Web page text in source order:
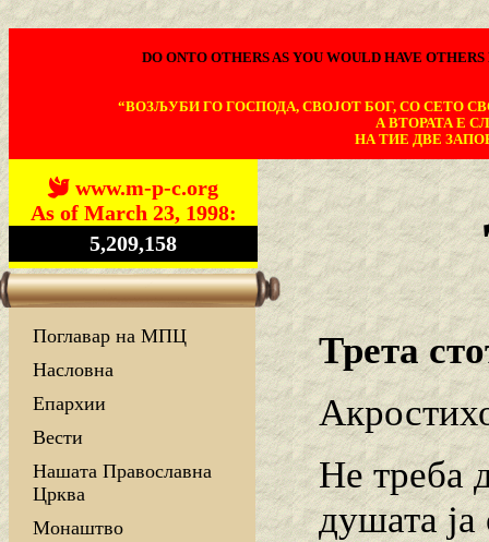
DO ONTO OTHERS AS YOU WOULD HAVE
“ВОЗЉУБИ ГО ГОСПОДА, СВОЈОТ БОГ, СО СЕТО
А ВТОРАТА Е
НА ТИЕ ДВЕ
www.m-p-c.org
As of March 23, 1998:
5,209,158
Поглавар на МПЦ
Насловна
Епархии
Вести
Нашата Православна
Црква
Монаштво
Трета
Не треба
душата ја